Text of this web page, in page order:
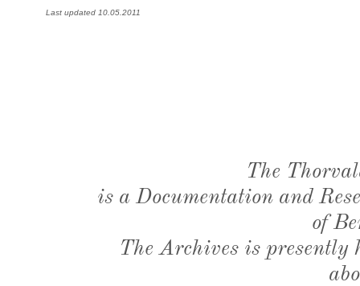
Last updated 10.05.2011
The
is a Documentation and
of
The Archives is presently